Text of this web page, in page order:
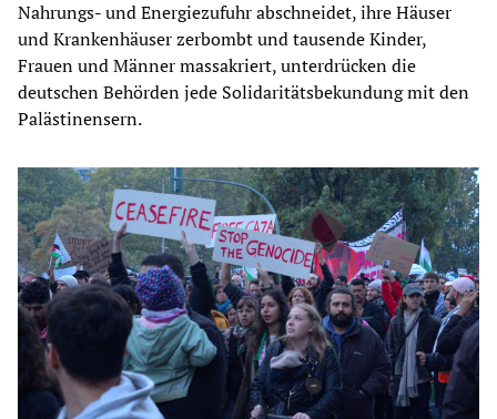
Nahrungs- und Energiezufuhr abschneidet, ihre Häuser
und Krankenhäuser zerbombt und tausende Kinder,
Frauen und Männer massakriert, unterdrücken die
deutschen Behörden jede Solidaritätsbekundung mit den
Palästinensern.